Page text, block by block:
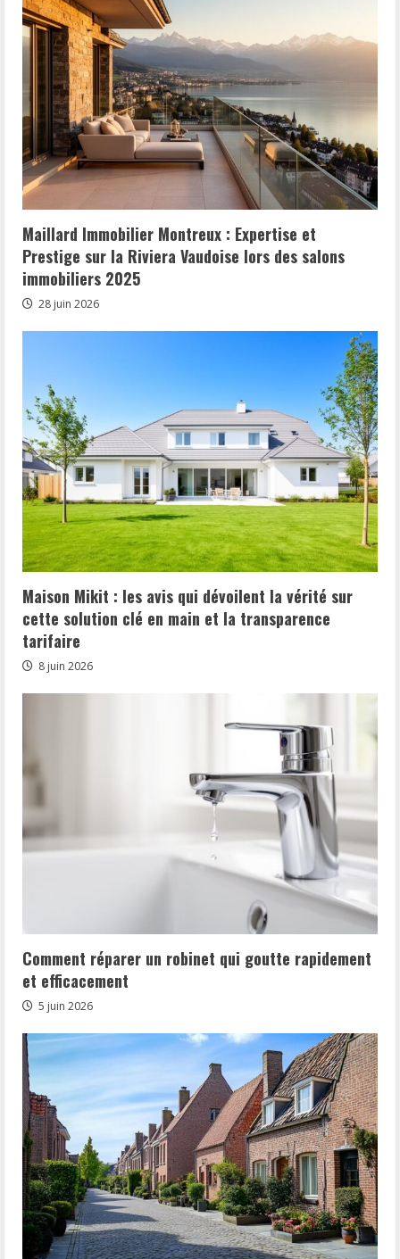
Maillard Immobilier Montreux : Expertise et
Prestige sur la Riviera Vaudoise lors des salons
immobiliers 2025
28 juin 2026
Maison Mikit : les avis qui dévoilent la vérité sur
cette solution clé en main et la transparence
tarifaire
8 juin 2026
Comment réparer un robinet qui goutte rapidement
et efficacement
5 juin 2026